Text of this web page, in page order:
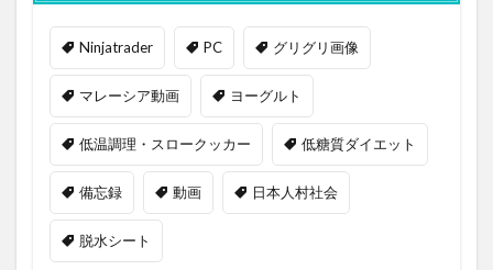
Ninjatrader PC グリグリ画像
マレーシア動画 ヨーグルト
低温調理・スロークッカー 低糖質ダイエット
備忘録 動画 日本人村社会
脱水シート